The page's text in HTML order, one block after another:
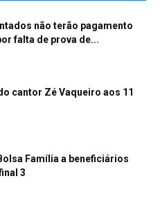
não terão pagamento
falta de prova de...
cantor Zé Vaqueiro aos 11
Família a beneficiários
3